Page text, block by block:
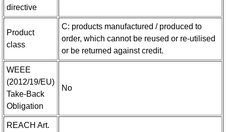
directive
Product
class
C: products manufactured / produced to
order, which cannot be reused or re-utilised
or be returned against credit.
WEEE
(2012/19/EU)
Take-Back
Obligation
No
REACH Art.